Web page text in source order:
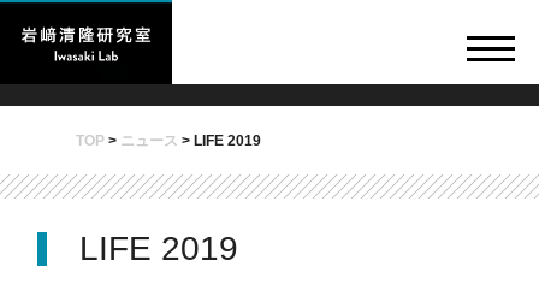
TOP> ニュース > LIFE 2019
LIFE 2019